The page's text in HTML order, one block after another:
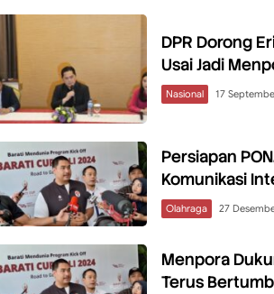
DPR Dorong
Usai Jadi
Nasional 17
Persiapan
Komunikasi
Olahraga 27
Menpora
Terus